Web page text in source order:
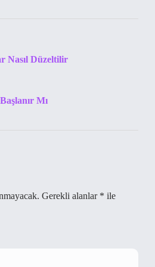
Nasıl Düzeltilir
Mı
Gerekli alanlar * ile